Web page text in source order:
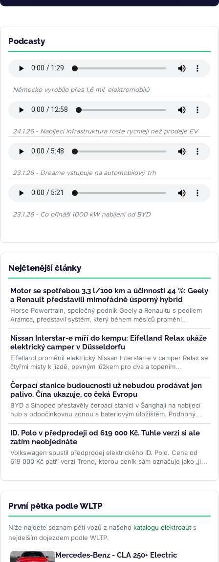
Podcasty
Německo vyrobilo přes 1,6 mil. elektromobilů
24.1.26 - Nabíjecí infrastruktura roste rychleji než prodeje EV
23.1.26 - Dreame vstupuje na automobilový trh
23.1.26 - Co přináší 1000 kW nabíjení od BYD
Nejčtenější články
Motor se spotřebou 3,3 l/100 km a účinností 44 %: Geely
a Renault představili mimořádně úsporný hybrid
Horse Powertrain, společný podnik Geely a Renaultu s podílem
Aramca, představil systém, který během měsíců promění
elektromobilovou...>>
Nissan Interstar-e míří do kempu: Eifelland Relax ukáže
elektrický camper v Düsseldorfu
Eifelland proměnil elektrický Nissan Interstar-e v camper Relax se
čtyřmi místy k jízdě, pevným lůžkem pro dva a topením
napájeným z...>>
Čerpací stanice budoucnosti už nebudou prodávat jen
palivo. Čína ukazuje, co čeká Evropu
BYD a Sinopec přestavěly čerpací stanici v Šanghaji na nabíjecí
hub s odpočinkovou zónou a bateriovým úložištěm. Podobný
model může...>>
ID. Polo v předprodeji od 619 000 Kč. Tuhle verzi si ale
zatím neobjednáte
Volkswagen spustil předprodej elektrického ID. Polo. Cena od
619 000 Kč patří verzi Trend, kterou ceník sám označuje jako „již
První pětka podle WLTP
Níže najdete seznam pěti vozů z našeho katalogu elektroaut s
nejdelším dojezdem podle WLTP.
Mercedes-Benz - CLA 250+ Electric